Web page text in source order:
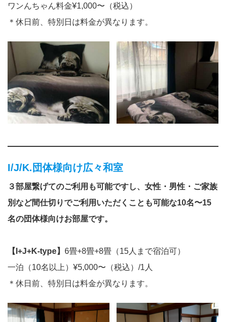
ワンんちゃん料金¥1,000〜（税込）
＊休日前、特別日は料金が異なります。
I/J/K.団体様向け広々和室
３部屋繋げてのご利用も可能ですし、女性・男性・ご家族
別など間仕切りでご利用いただくことも可能な10名〜15
名の団体様向けお部屋です。
【I+J+K-type】 6畳+8畳+8畳（15人まで宿泊可）
一泊（10名以上）¥5,000〜（税込）/1人
＊休日前、特別日は料金が異なります。